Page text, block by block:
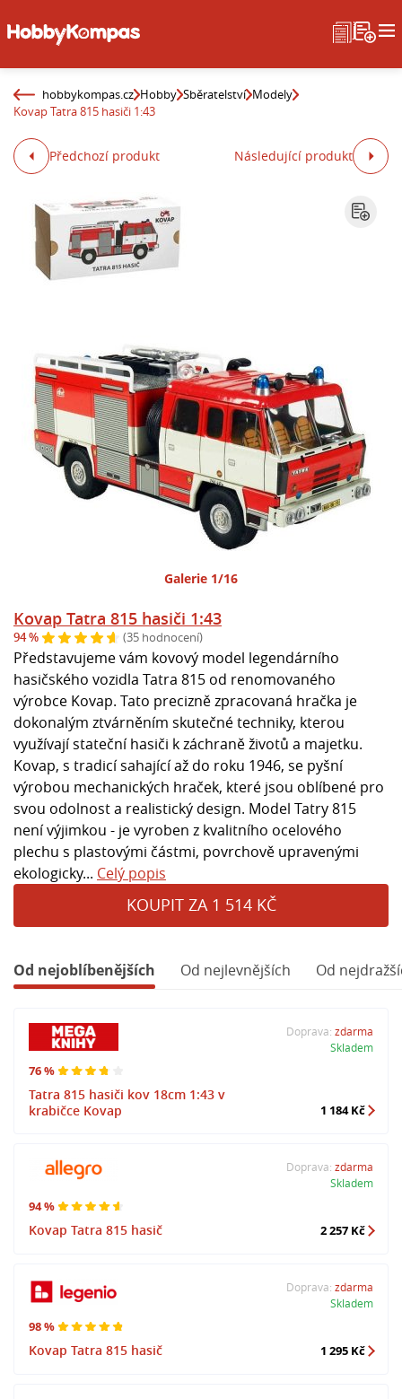
hobbykompas.cz Hobby Sběratelství Modely
Kovap Tatra 815 hasiči 1:43
Předchozí produkt Následující produkt
Galerie 1/16
Kovap Tatra 815 hasiči 1:43
94 % (35 hodnocení)
Představujeme vám kovový model legendárního
hasičského vozidla Tatra 815 od renomovaného
výrobce Kovap. Tato precizně zpracovaná hračka je
dokonalým ztvárněním skutečné techniky, kterou
využívají stateční hasiči k záchraně životů a majetku.
Kovap, s tradicí sahající až do roku 1946, se pyšní
výrobou mechanických hraček, které jsou oblíbené pro
svou odolnost a realistický design. Model Tatry 815
není výjimkou - je vyroben z kvalitního ocelového
plechu s plastovými částmi, povrchově upravenými
ekologicky... Celý popis
KOUPIT ZA 1 514 KČ
Od nejoblíbenějších Od nejlevnějších Od
76 %
Tatra 815 hasiči kov 18cm 1:43 v
krabičce Kovap
Doprava: zdarma
Skladem
1 184 Kč
94 %
Kovap Tatra 815 hasič
Doprava: zdarma
Skladem
2 257 Kč
98 %
Kovap Tatra 815 hasič
Doprava: zdarma
Skladem
1 295 Kč